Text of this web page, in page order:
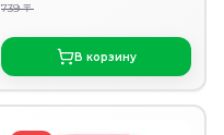
739 〒
В корзину